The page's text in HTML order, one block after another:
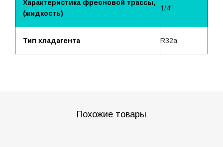
Характеристика фреоновой трассы,
(жидкость)
1/4″
Тип хладагента R32a
Похожие товары